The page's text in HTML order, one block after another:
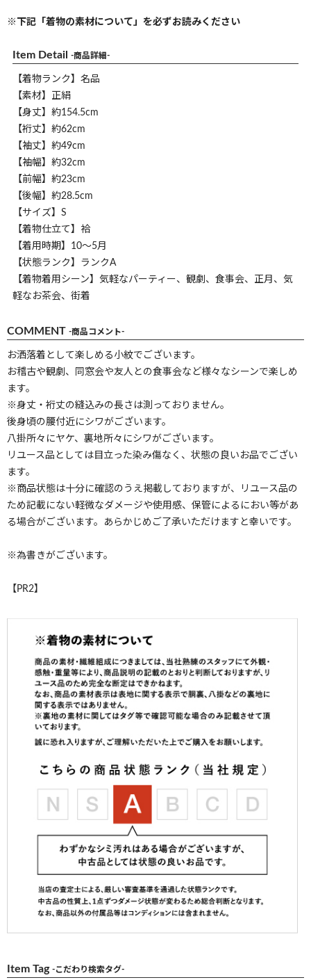
※下記「着物の素材について」を必ずお読みください
Item Detail -商品詳細-
【着物ランク】名品
【素材】正絹
【身丈】約154.5cm
【裄丈】約62cm
【袖丈】約49cm
【袖幅】約32cm
【前幅】約23cm
【後幅】約28.5cm
【サイズ】S
【着物仕立て】袷
【着用時期】10～5月
【状態ランク】ランクA
【着物着用シーン】気軽なパーティー、観劇、食事会、正月、気
軽なお茶会、街着
COMMENT -商品コメント-
お洒落着として楽しめる小紋でございます。
お稽古や観劇、同窓会や友人との食事会など様々なシーンで楽しめ
ます。
※身丈・裄丈の縫込みの長さは測っておりません。
後身頃の腰付近にシワがございます。
八掛所々にヤケ、裏地所々にシワがございます。
リユース品としては目立った染み傷なく、状態の良いお品でござい
ます。
※商品状態は十分に確認のうえ掲載しておりますが、リユース品の
ため記載にない軽微なダメージや使用感、保管によるにおい等があ
る場合がございます。あらかじめご了承いただけますと幸いです。
※為書きがございます。
【PR2】
Item Tag -こだわり検索タグ-